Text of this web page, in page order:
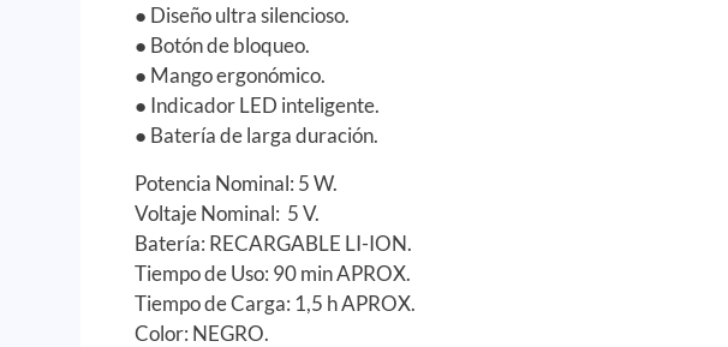
● Diseño ultra silencioso.
● Botón de bloqueo.
● Mango ergonómico.
● Indicador LED inteligente.
● Batería de larga duración.
Potencia Nominal: 5 W.
Voltaje Nominal: 5 V.
Batería: RECARGABLE LI-ION.
Tiempo de Uso: 90 min APROX.
Tiempo de Carga: 1,5 h APROX.
Color: NEGRO.